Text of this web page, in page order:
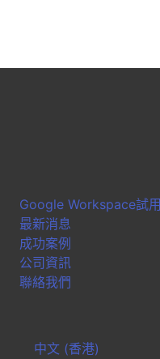
Google Workspace試用
最新消息
成功案例
公司資訊
聯絡我們
中文 (香港)